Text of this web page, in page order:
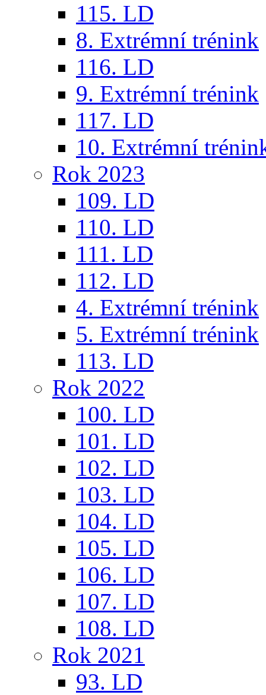
115. LD
8. Extrémní trénink
116. LD
9. Extrémní trénink
117. LD
10. Extrémní
Rok 2023
109. LD
110. LD
111. LD
112. LD
4. Extrémní trénink
5. Extrémní trénink
113. LD
Rok 2022
100. LD
101. LD
102. LD
103. LD
104. LD
105. LD
106. LD
107. LD
108. LD
Rok 2021
93. LD